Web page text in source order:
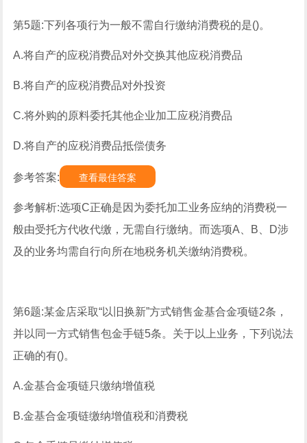
第5题:下列各项行为一般不需自行缴纳消费税的是()。
A.将自产的应税消费品对外交换其他应税消费品
B.将自产的应税消费品对外投资
C.将外购的原料委托其他企业加工应税消费品
D.将自产的应税消费品抵偿债务
参考答案: 查看最佳答案
参考解析:选项C正确是因为委托加工业务应纳的消费税一
般由受托方代收代缴，无需自行缴纳。而选项A、B、D涉
及的业务均需自行向所在地税务机关缴纳消费税。
第6题:某金店采取“以旧换新”方式销售金基合金项链2条，
并以同一方式销售包金手链5条。关于以上业务，下列说法
正确的有()。
A.金基合金项链只缴纳增值税
B.金基合金项链缴纳增值税和消费税